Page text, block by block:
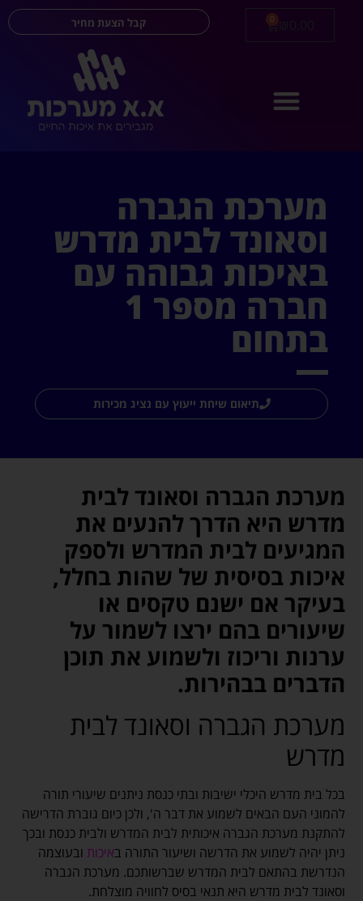
קבל הצעת מחיר 0
מערכת הגברה
וסאונד לבית מדרש
באיכות גבוהה עם
חברה מספר 1
בתחום
תיאום שיחת ייעוץ עם נציג מכירות
מערכת הגברה וסאונד לבית
מדרש היא הדרך להנעים את
המגיעים לבית המדרש ולספק
איכות בסיסית של שהות בחלל,
בעיקר אם ישנם טקסים או
שיעורים בהם ירצו לשמור על
ערנות וריכוז ולשמוע את תוכן
הדברים בבהירות.
מערכת הגברה וסאונד לבית
מדרש
בכל בית מדרש היכלי ישיבות ובתי כנסת ניתנים שיעורי תורה
להמוני העם הבאים לשמוע את דבר ה', ולכן כיום גוברת הדרישה
להתקנת מערכת הגברה איכותית לבית המדרש ולבית כנסת ובכך
ניתן יהיה לשמוע את הדרשה ושיעור התורה באיכות ובעוצמה
הנדרשת בהתאם לבית המדרש שברשותכם. מערכת הגברה
וסאונד לבית מדרש היא תנאי בסיס לחוויה מוצלחת.